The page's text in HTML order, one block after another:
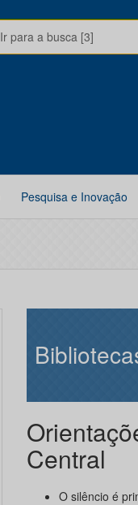
Ir para a busca [3]
Pesquisa e Inovação
Central
O silêncio é